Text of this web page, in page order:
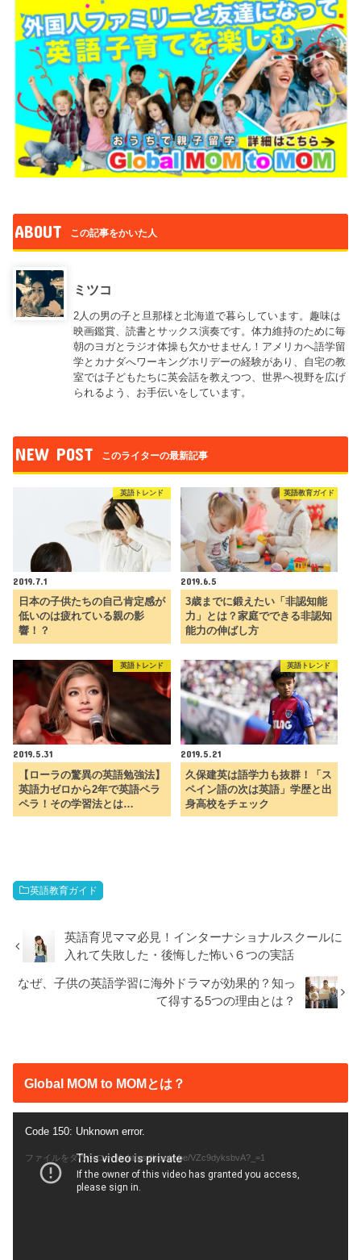
ABOUT この記事をかいた人
ミツコ
2人の男の子と旦那様と北海道で暮らしています。趣味は
映画鑑賞、読書とサックス演奏です。体力維持のために毎
朝のヨガとラジオ体操も欠かせません！アメリカへ語学留
学とカナダへワーキングホリデーの経験があり、自宅の教
室では子どもたちに英会話を教えつつ、世界へ視野を広げ
られるよう、お手伝いをしています。
NEW POST このライターの最新記事
英語トレンド
2019.7.1
日本の子供たちの自己肯定感が
低いのは疲れている親の影
響！？
英語教育ガイド
2019.6.5
3歳までに鍛えたい「非認知能
力」とは？家庭でできる非認知
能力の伸ばし方
英語トレンド
2019.5.31
【ローラの驚異の英語勉強法】
英語力ゼロから2年で英語ペラ
ペラ！その学習法とは…
英語トレンド
2019.5.21
久保建英は語学力も抜群！「ス
ペイン語の次は英語」学歴と出
身高校をチェック
英語教育ガイド
英語育児ママ必見！インターナショナルスクールに
入れて失敗した・後悔した怖い６つの実話
なぜ、子供の英語学習に海外ドラマが効果的？知っ
て得する5つの理由とは？
Global MOM to MOMとは？
Code 150: Unknown error.
ファイルをダウンロード: https://youtu.be/VZc9dyksbvA?_=1